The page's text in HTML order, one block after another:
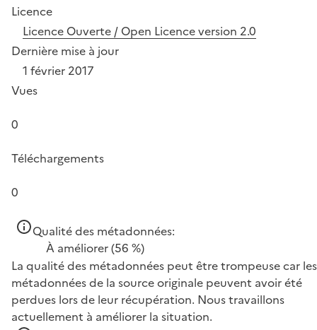
Licence
Licence Ouverte / Open Licence version 2.0
Dernière mise à jour
1 février 2017
Vues
0
Téléchargements
0
Qualité des métadonnées:
À améliorer(56 %)
La qualité des métadonnées peut être trompeuse car les
métadonnées de la source originale peuvent avoir été
perdues lors de leur récupération. Nous travaillons
actuellement à améliorer la situation.